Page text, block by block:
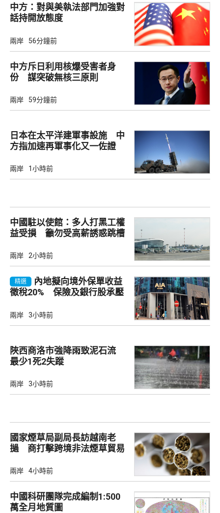
中方：對與美執法部門加強對
話持開放態度
兩岸 56分鐘前
中方斥日利用核爆受害者身
份 謀突破無核三原則
兩岸 59分鐘前
日本在太平洋建軍事設施 中
方指加速再軍事化又一佐證
兩岸 1小時前
中國駐以使館：多人打黑工權
益受損 籲勿受高薪誘惑跳槽
兩岸 2小時前
精選
內地擬向境外保單收益
徵稅20% 保險及銀行股承壓
兩岸 3小時前
陜西商洛市強降雨致泥石流
最少1死2失蹤
兩岸 3小時前
國家煙草局副局長訪越南老
撾 商打擊跨境非法煙草貿易
兩岸 4小時前
中國科研團隊完成編制1:500
萬全月地質圖